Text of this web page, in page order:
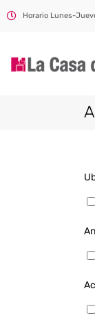
Horario Lunes-